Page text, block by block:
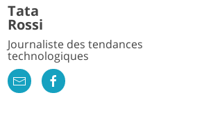
Tata
Rossi
Journaliste des tendances
technologiques